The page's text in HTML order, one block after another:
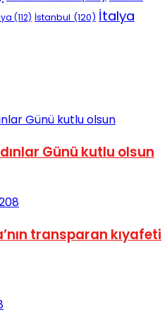
(112) İstanbul (120) İtalya
Günü kutlu olsun
transparan kıyafeti